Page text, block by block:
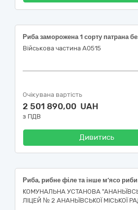
Військова частина А0515
Очікувана вартість
2 501 890,00 UAH
з ПДВ
Дивитись
Риба, рибне філе та інше м’ясо
КОМУНАЛЬНА УСТАНОВА
ЛІЦЕЙ № 2 АНАНЬЇВСЬКОЇ МІСЬКОЇ